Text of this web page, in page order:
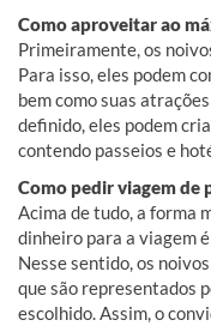
Como aproveitar ao
Primeiramente, os
Para isso, eles podem
bem como suas
definido, eles podem
contendo passeios e
Como pedir viagem de
Acima de tudo, a forma
dinheiro para a viagem
Nesse sentido, os
que são representados
escolhido. Assim, o